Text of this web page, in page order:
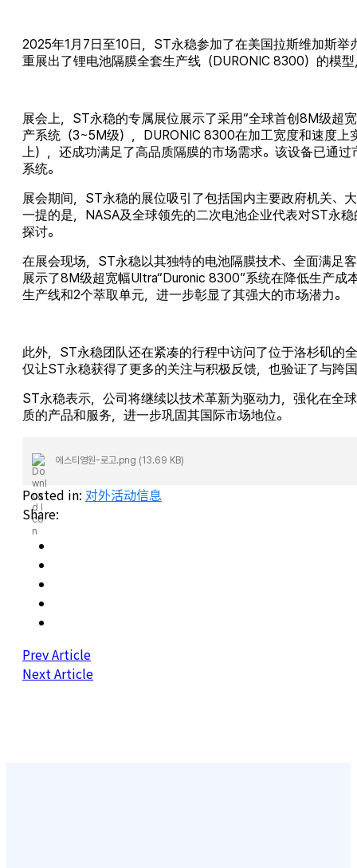
2025年1月7日至10日，ST永稳参加了在美国拉斯维加斯
重展出了锂电池隔膜全套生产线（DURONIC 8300）的模
展会上，ST永稳的专属展位展示了采用“全球首创8M级超
产系统（3~5M级），DURONIC 8300在加工宽度和速度
上），还成功满足了高品质隔膜的市场需求。该设备已通
系统。
展会期间，ST永稳的展位吸引了包括国内主要政府机关、
一提的是，NASA及全球领先的二次电池企业代表对ST永
探讨。
在展会现场，ST永稳以其独特的电池隔膜技术、全面满足
展示了8M级超宽幅Ultra“Duronic 8300”系统在降低生产
生产线和2个萃取单元，进一步彰显了其强大的市场潜力。
此外，ST永稳团队还在紧凑的行程中访问了位于洛杉矶的
仅让ST永稳获得了更多的关注与积极反馈，也验证了与跨
ST永稳表示，公司将继续以技术革新为驱动力，强化在全
质的产品和服务，进一步巩固其国际市场地位。
에스티영원-로고.png (13.69 KB)
Posted in: 对外活动信息
Share:
Prev Article
Next Article